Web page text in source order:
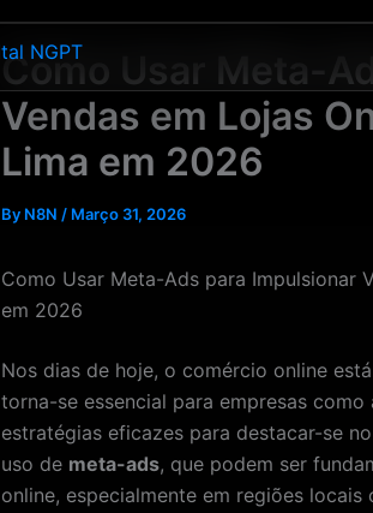
Como Usar Meta-
Vendas em Lojas
Lima em 2026
By N8N / Março 31, 2026
Como Usar Meta-Ads para Impulsionar
em 2026
Nos dias de hoje, o comércio online
torna-se essencial para empresas como
estratégias eficazes para destacar-se
uso de meta-ads, que podem ser
online, especialmente em regiões